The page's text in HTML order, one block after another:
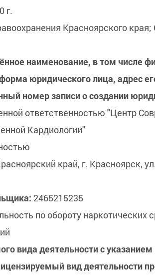
г.
Красноярского
наименование, в том числе
юридического лица, адрес
номер записи о создании
ответственностью "Центр
Кардиологии"
край, г. Красноярск,
2465215235
по обороту наркотических
вида деятельности с
вид деятельности